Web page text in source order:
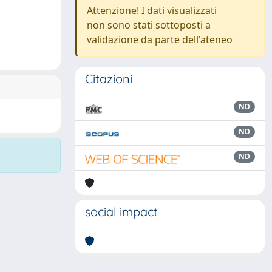
Attenzione! I dati visualizzati
non sono stati sottoposti a
validazione da parte dell'ateneo
Citazioni
ND
ND
ND
social impact